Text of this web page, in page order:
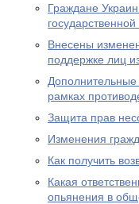
Граждане
Внесены
поддержке лиц
рамках
Защита прав
Изменения
Как получить
Какая
опьянения в